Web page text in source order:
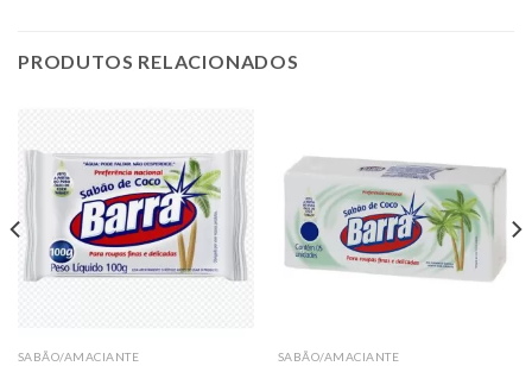
PRODUTOS RELACIONADOS
SABÃO/AMACIANTE SABÃO/AMACIANTE